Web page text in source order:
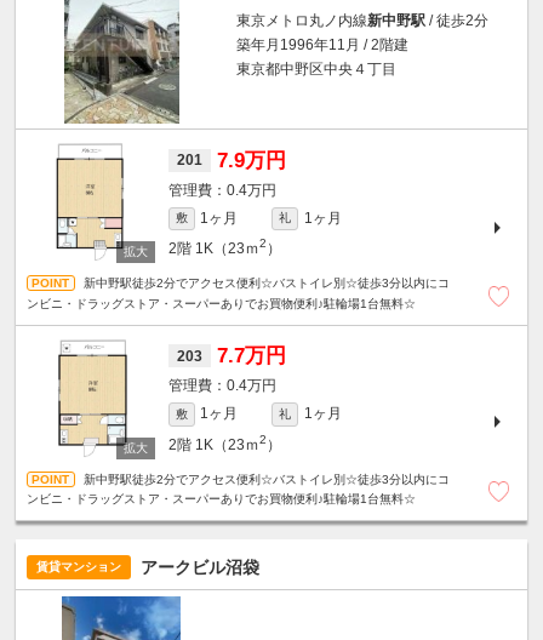
東京メトロ丸ノ内線新中野駅 / 徒歩2分
築年月1996年11月 / 2階建
東京都中野区中央４丁目
201 7.9万円
0.4万円
敷 1ヶ月 礼
1ヶ月
2階 1K（23ｍ2 ）
新中野駅徒歩2分でアクセス便利☆バストイレ別☆徒歩3分以内にコ
ンビニ・ドラッグストア・スーパーありでお買物便利♪駐輪場1台無料☆
203 7.7万円
0.4万円
敷 1ヶ月 礼
1ヶ月
2階 1K（23ｍ2 ）
新中野駅徒歩2分でアクセス便利☆バストイレ別☆徒歩3分以内にコ
ンビニ・ドラッグストア・スーパーありでお買物便利♪駐輪場1台無料☆
賃貸マンション アークビル沼袋